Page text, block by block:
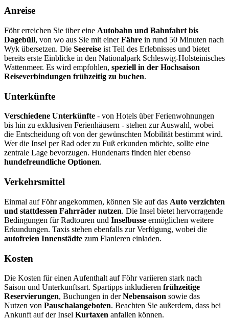
Anreise
Föhr erreichen Sie über eine Autobahn und Bahnfahrt bis
Dagebüll, von wo aus Sie mit einerFähre in rund 50 Minuten nach
Wyk übersetzen. Die Seereise ist Teil des Erlebnisses und bietet
bereits erste Einblicke in den Nationalpark Schleswig-Holsteinisches
Wattenmeer. Es wird empfohlen, speziell in der Hochsaison
Reiseverbindungen frühzeitig zu buchen.
Unterkünfte
Verschiedene Unterkünfte - von Hotels über Ferienwohnungen
bis hin zu exklusiven Ferienhäusern - stehen zur Auswahl, wobei
die Entscheidung oft von der gewünschten Mobilität bestimmt wird.
Wer die Insel per Rad oder zu Fuß erkunden möchte, sollte eine
zentrale Lage bevorzugen. Hundenarrs finden hier ebenso
hundefreundliche Optionen.
Verkehrsmittel
Einmal auf Föhr angekommen, können Sie auf das Auto verzichten
und stattdessen Fahrräder nutzen. Die Insel bietet hervorragende
Bedingungen für Radtouren und Inselbusse ermöglichen weitere
Erkundungen. Taxis stehen ebenfalls zur Verfügung, wobei die
autofreien Innenstädte zum Flanieren einladen.
Kosten
Die Kosten für einen Aufenthalt auf Föhr variieren stark nach
Saison und Unterkunftsart. Spartipps inkludieren frühzeitige
Reservierungen, Buchungen in derNebensaison sowie das
Nutzen von Pauschalangeboten. Beachten Sie außerdem, dass bei
Ankunft auf der Insel Kurtaxen anfallen können.